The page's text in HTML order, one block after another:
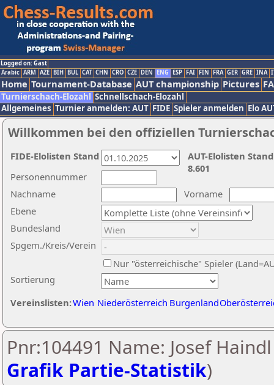
Logged on: Gast
Arabic ARM AZE BIH BUL CAT CHN CRO CZE DEN ENG ESP FAI FIN FRA GER GRE INA
Home Tournament-Database AUT championship Pictures
Turnierschach-Elozahl Schnellschach-Elozahl
Allgemeines Turnier anmelden: AUT FIDE Spieler anmelden Elo
Willkommen bei den offiziellen
Nachname
Vorname
Ebene
Sortierung
Personennummer
Bundesland
Spgem./Kreis/Verein
Nur "österreichische" Spieler
Vereinslisten:Wien Niederösterreich Burgenland
AUT-Elolisten
8.601
FIDE-Elolisten Stand
Pnr:104491 Name: Josef
Grafik Partie-Statistik)